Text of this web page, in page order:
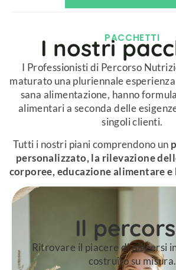
PACCHETTI​
I nostri
I Professionisti di Percorso
maturato una pluriennale
sana alimentazione, hanno
alimentari a seconda delle
singoli clienti.
Tutti i nostri piani comprendono un
personalizzato, la rilevazione
corporee, educazione alimentare
Il
Ritrovare il piacere di piacersi
costruito su misura.